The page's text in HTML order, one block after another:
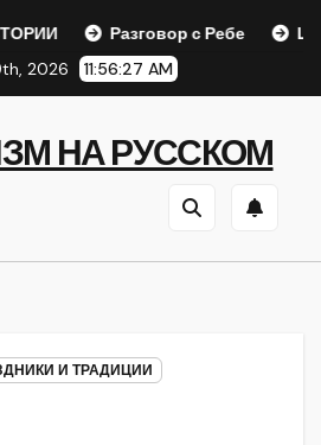
Разговор с Ребе
Шаар
2026
11:56:27 AM
НА РУССКОМ
И ТРАДИЦИИ